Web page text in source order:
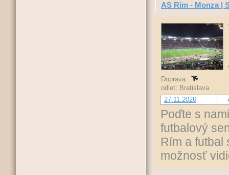
AS Rím - Monza |
Doprava:
odlet: Bratislava
27.11.2026
Poďte s
futbalový
Rím a futbal
možnosť